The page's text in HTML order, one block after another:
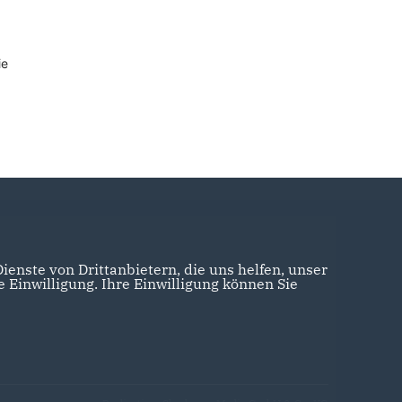
von Drittanbietern, die uns helfen, unser
Einwilligung. Ihre Einwilligung können Sie